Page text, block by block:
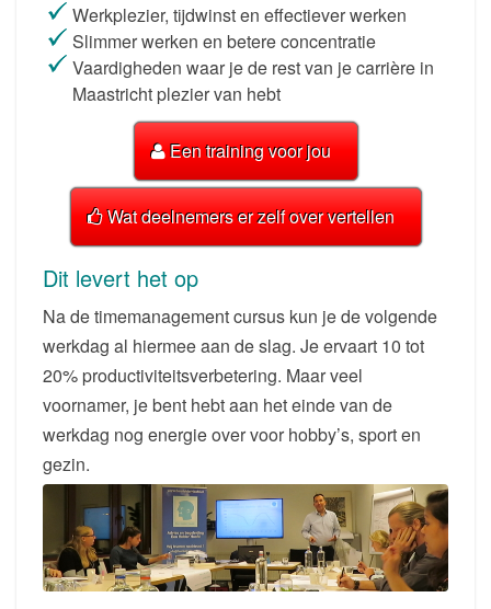
Werkplezier, tijdwinst en effectiever werken
Slimmer werken en betere concentratie
Vaardigheden waar je de rest van je carrière in
Maastricht plezier van hebt
Een training voor jou
Wat deelnemers er zelf over vertellen
Dit levert het op
Na de timemanagement cursus kun je de volgende
werkdag al hiermee aan de slag. Je ervaart 10 tot
20% productiviteitsverbetering. Maar veel
voornamer, je bent hebt aan het einde van de
werkdag nog energie over voor hobby’s, sport en
gezin.